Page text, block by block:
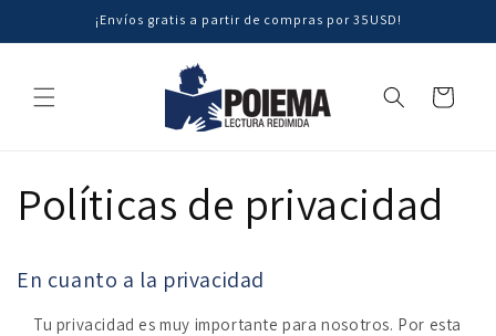
directamente
al contenido
¡Envíos gratis a partir de compras por 35USD!
Carrito
Políticas de privacidad
En cuanto a la privacidad
Tu privacidad es muy importante para nosotros. Por esta